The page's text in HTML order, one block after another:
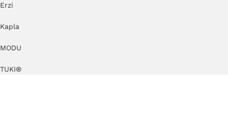
Erzi
Kapla
MODU
TUKI®